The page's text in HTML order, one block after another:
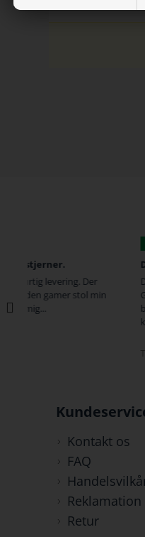
De har super gode priser
De har super gode priser,
Gaming stol omkring 16:00
besked med den var
Kontakt os
FAQ
Reklamation
Retur